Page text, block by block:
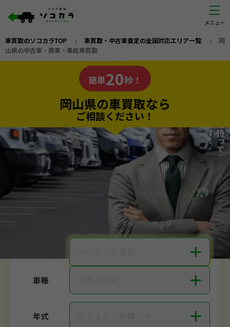
車買取のソコカラTOP > 車買取・中古車査定の全国対応エリア一覧> 岡
山県の中古車・廃車・事故車買取
の車買取なら
ソコカラの
電話か出張か、高い方の査定を提案。
私たちが責任を持って
査定いたします！
簡単20秒！
岡山県の車買取なら
ご相談ください！
20秒で入力完了！
カンタンWeb査定
ご依頼いただいたお車を丁寧に査定いたします
＋
車種 ＋
年式 ＋